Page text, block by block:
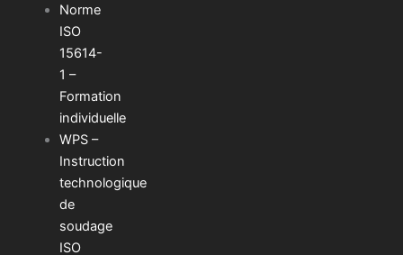
Norme
ISO
15614-
1 –
Formation
individuelle
WPS –
Instruction
technologique
de
soudage
ISO